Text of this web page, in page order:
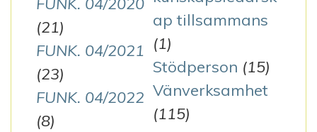
(21)
FUNK. 04/2021
(23)
FUNK. 04/2022
(8)
ap tillsammans
(1)
Stödperson (15)
Vänverksamhet
(115)